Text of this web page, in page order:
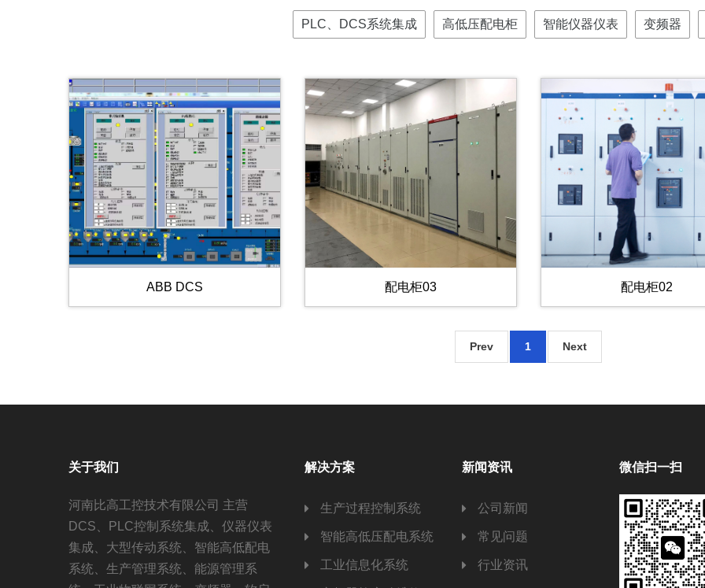
PLC、DCS系统集成 高低压配电柜 智能仪器仪表 变频器
ABB DCS 配电柜03 配电柜02
Prev 1 Next
关于我们
河南比高工控技术有限公司 主营
DCS、PLC控制系统集成、仪器仪表
集成、大型传动系统、智能高低配电
系统、生产管理系统、能源管理系
解决方案
生产过程控制系统
智能高低压配电系统
工业信息化系统
新闻资讯
公司新闻
常见问题
行业资讯
微信扫一扫